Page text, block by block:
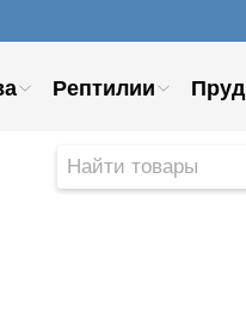
Рептилии Пруд